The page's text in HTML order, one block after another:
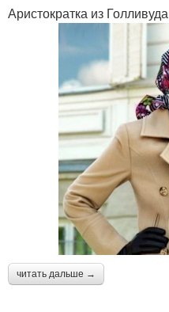
Аристократка из Голливуда
читать дальше →